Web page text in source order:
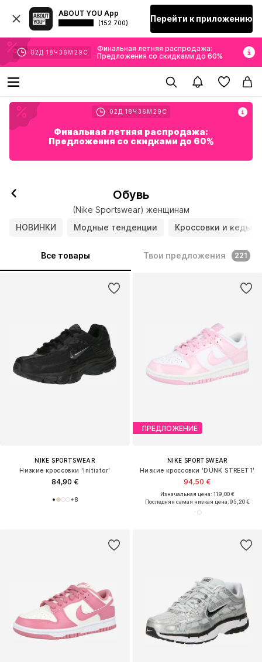
ABOUT YOU App
(152 700) Перейти к приложению
02 Д 18 Ч 36 М 26 С
Финальная летняя распродажа:
Предложения со скидками до 60%
02 Д 18 Ч 36 М 26 С
Финальная летняя распродажа:
Предложения со скидками до 60%
Обувь
(Nike Sportswear) женщинам
НОВИНКИ
Модные тенденции Кроссовки и кеды
Все товары Твои предложения 221
NIKE SPORTSWEAR
Низкие кроссовки 'Initiator'
84,90 €
+8
ПРЕДЛОЖЕНИЕ
NIKE SPORTSWEAR
Низкие кроссовки 'DUNK STREET1'
94,50 €
Изначальная цена: 119,00 €
Последняя самая низкая цена:95,20 €